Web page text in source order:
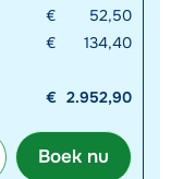
€
52,50
€ 134,40
€ 2.952,90
Boek nu